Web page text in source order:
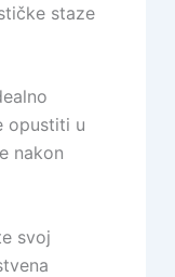
staze
opustiti u
nakon
svoj